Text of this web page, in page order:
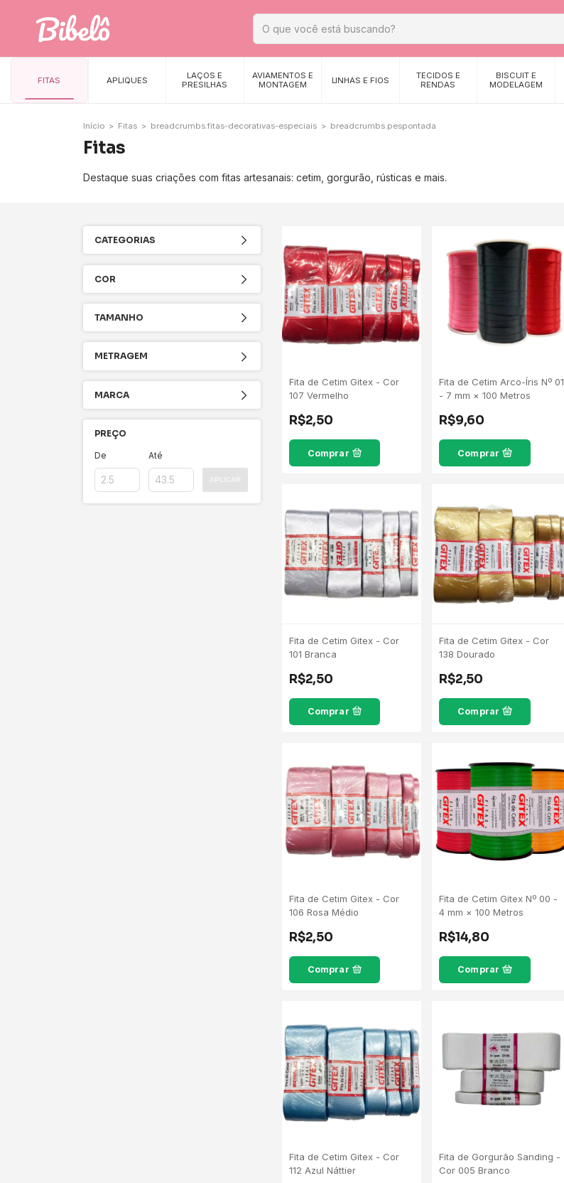
FITAS APLIQUES
LAÇOS E
PRESILHAS
AVIAMENTOS E
MONTAGEM
LINHAS E FIOS
TECIDOS E
RENDAS
BISCUIT E
MODELAGEM
Início > Fitas > breadcrumbs.fitas-decorativas-especiais > breadcrumbs.pespontada
Fitas
Destaque suas criações com fitas artesanais: cetim, gorgurão, rústicas e mais.
CATEGORIAS
COR
TAMANHO
METRAGEM
MARCA
PREÇO
De Até
Fita de Cetim Gitex - Cor
107 Vermelho
R$2,50
Comprar
Fita de Cetim Arco-Íris Nº 01
- 7 mm × 100 Metros
R$9,60
Comprar
Fita de Cetim Gitex - Cor
101 Branca
R$2,50
Comprar
Fita de Cetim Gitex - Cor
138 Dourado
R$2,50
Comprar
Fita de Cetim Gitex - Cor
106 Rosa Médio
R$2,50
Comprar
Fita de Cetim Gitex Nº 00 -
4 mm × 100 Metros
R$14,80
Comprar
Fita de Cetim Gitex - Cor
112 Azul Náttier
Fita de Gorgurão Sanding -
Cor 005 Branco